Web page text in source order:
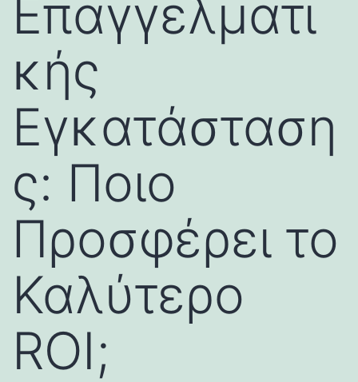
Επαγγελματι
κής
Εγκατάσταση
ς: Ποιο
Προσφέρει το
Καλύτερο
ROI;